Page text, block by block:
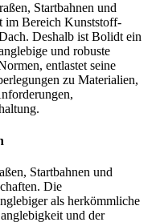
Startbahnen und
im Bereich Kunststoff-
Deshalb ist Bolidt ein
und robuste
entlastet seine
zu Materialien,
Startbahnen und
Die
als herkömmliche
und der